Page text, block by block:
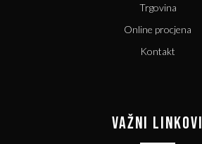
Trgovina
Online procjena
Kontakt
VAŽNI LINKOVI